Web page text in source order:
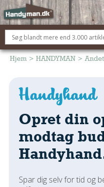
OM HANDYMAN.DK
FÅ 3 TILBUD
BOLIG KØBERÅDGIVNING
TØMRER/SNEDKER
Montage Og Nybyg
Reparation Og Vedligehold
Alt Om Køkkenet
Om Værktøj
Hjem > HANDYMAN > Andet
Opret din
modtag
Spar dig selv for tid og